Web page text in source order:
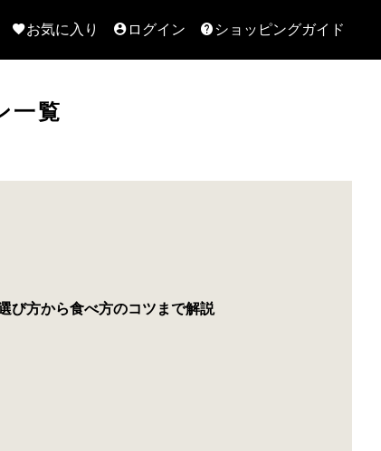
お気に入り ログイン ショッピングガイド
一覧
び方から食べ方のコツまで解説